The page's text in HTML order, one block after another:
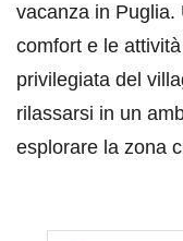
vacanza in Puglia.
comfort e le
privilegiata del
rilassarsi in un
esplorare la zona